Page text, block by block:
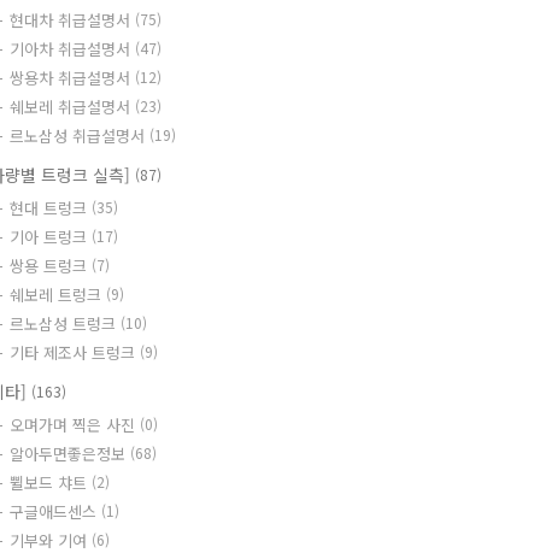
현대차 취급설명서 (75)
기아차 취급설명서 (47)
쌍용차 취급설명서 (12)
쉐보레 취급설명서 (23)
르노삼성 취급설명서 (19)
량별 트렁크 실측] (87)
현대 트렁크 (35)
기아 트렁크 (17)
쌍용 트렁크 (7)
쉐보레 트렁크 (9)
르노삼성 트렁크 (10)
기타 제조사 트렁크 (9)
타] (163)
오며가며 찍은 사진 (0)
알아두면좋은정보 (68)
쀨보드 챠트 (2)
구글애드센스 (1)
기부와 기여 (6)